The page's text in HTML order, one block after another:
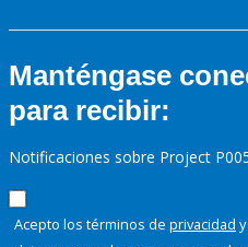
Manténgase
para recibir:
Notificaciones sobre Project
Acepto los términos de privacidad